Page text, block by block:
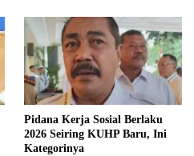
Pidana Kerja Sosial Berlaku
2026 Seiring KUHP Baru, Ini
Kategorinya